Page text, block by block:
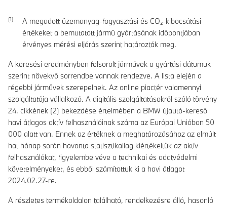
A megadott üzemanyag-fogyasztási és CO₂-kibocsátási
értékeket a bemutatott jármű gyártásának időpontjában
érvényes mérési eljárás szerint határozták meg.
A keresési eredményben felsorolt járművek a gyártási dátumuk
szerint növekvő sorrendbe vannak rendezve. A lista elején a
régebbi járművek szerepelnek. Az online piactér valamennyi
szolgáltatója vállalkozó. A digitális szolgáltatásokról szóló törvény
24. cikkének (2) bekezdése értelmében a BMW újautó-kereső
havi átlagos aktív felhasználóinak száma az Európai Unióban 50
000 alatt van. Ennek az értéknek a meghatározásához az elmúlt
hat hónap során havonta statisztikailag kiértékeltük az aktív
felhasználókat, figyelembe véve a technikai és adatvédelmi
követelményeket, és ebből számítottuk ki a havi átlagot
2024.02.27-re.
A részletes termékoldalon található, rendelkezésre álló, hasonló